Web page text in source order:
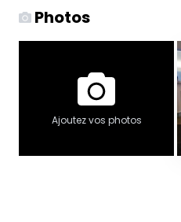
Photos
Ajoutez vos photos